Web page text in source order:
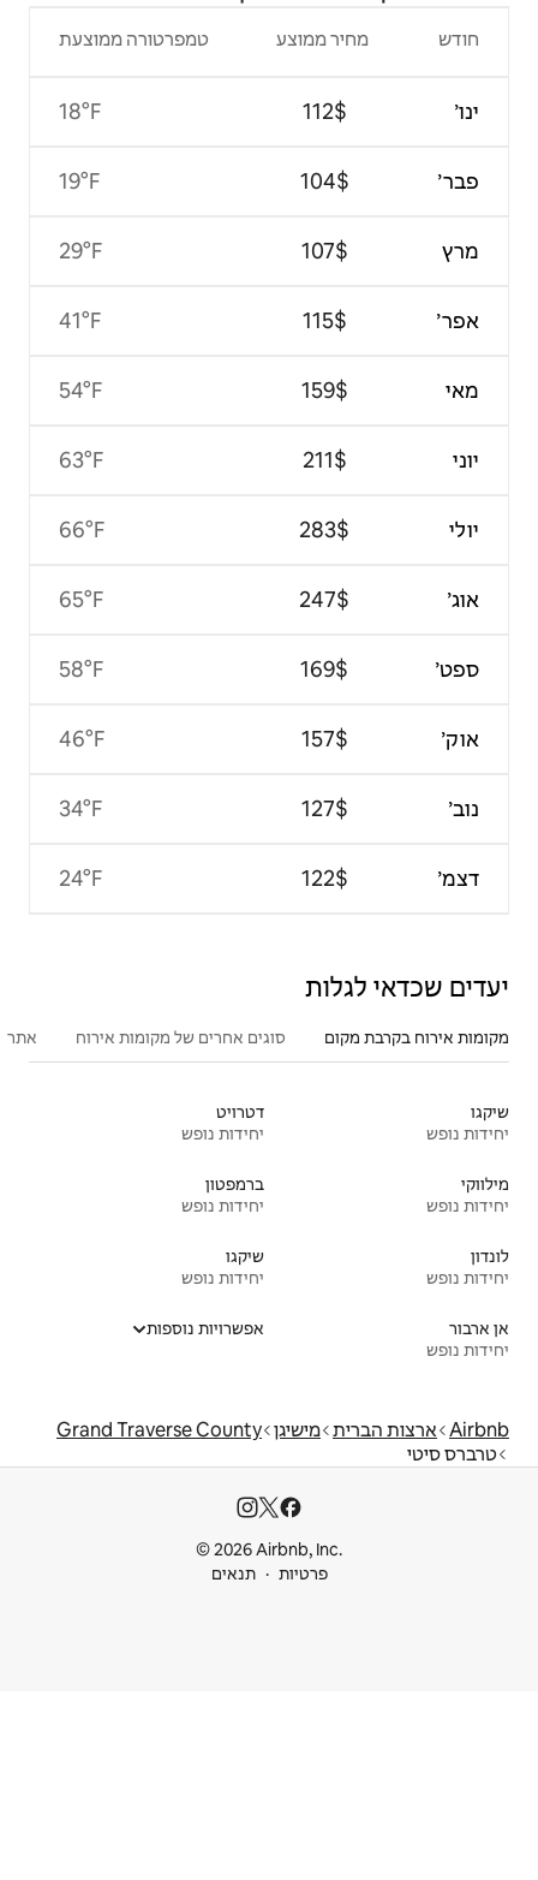
טמפרטורה ממוצעת
18°F
19°F
29°F
41°F
54°F
63°F
66°F
65°F
58°F
46°F
34°F
24°F
סוגים אחרים של מקומות אירוח אתרים פופולריים בקרבת מקום
דטרויט
יחידות נופש
ברמפטון
יחידות נופש
שיקגו
יחידות נופש
אפשרויות נוספות
Grand Traverse County